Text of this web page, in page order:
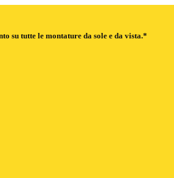
su tutte le montature da sole e da vista.*